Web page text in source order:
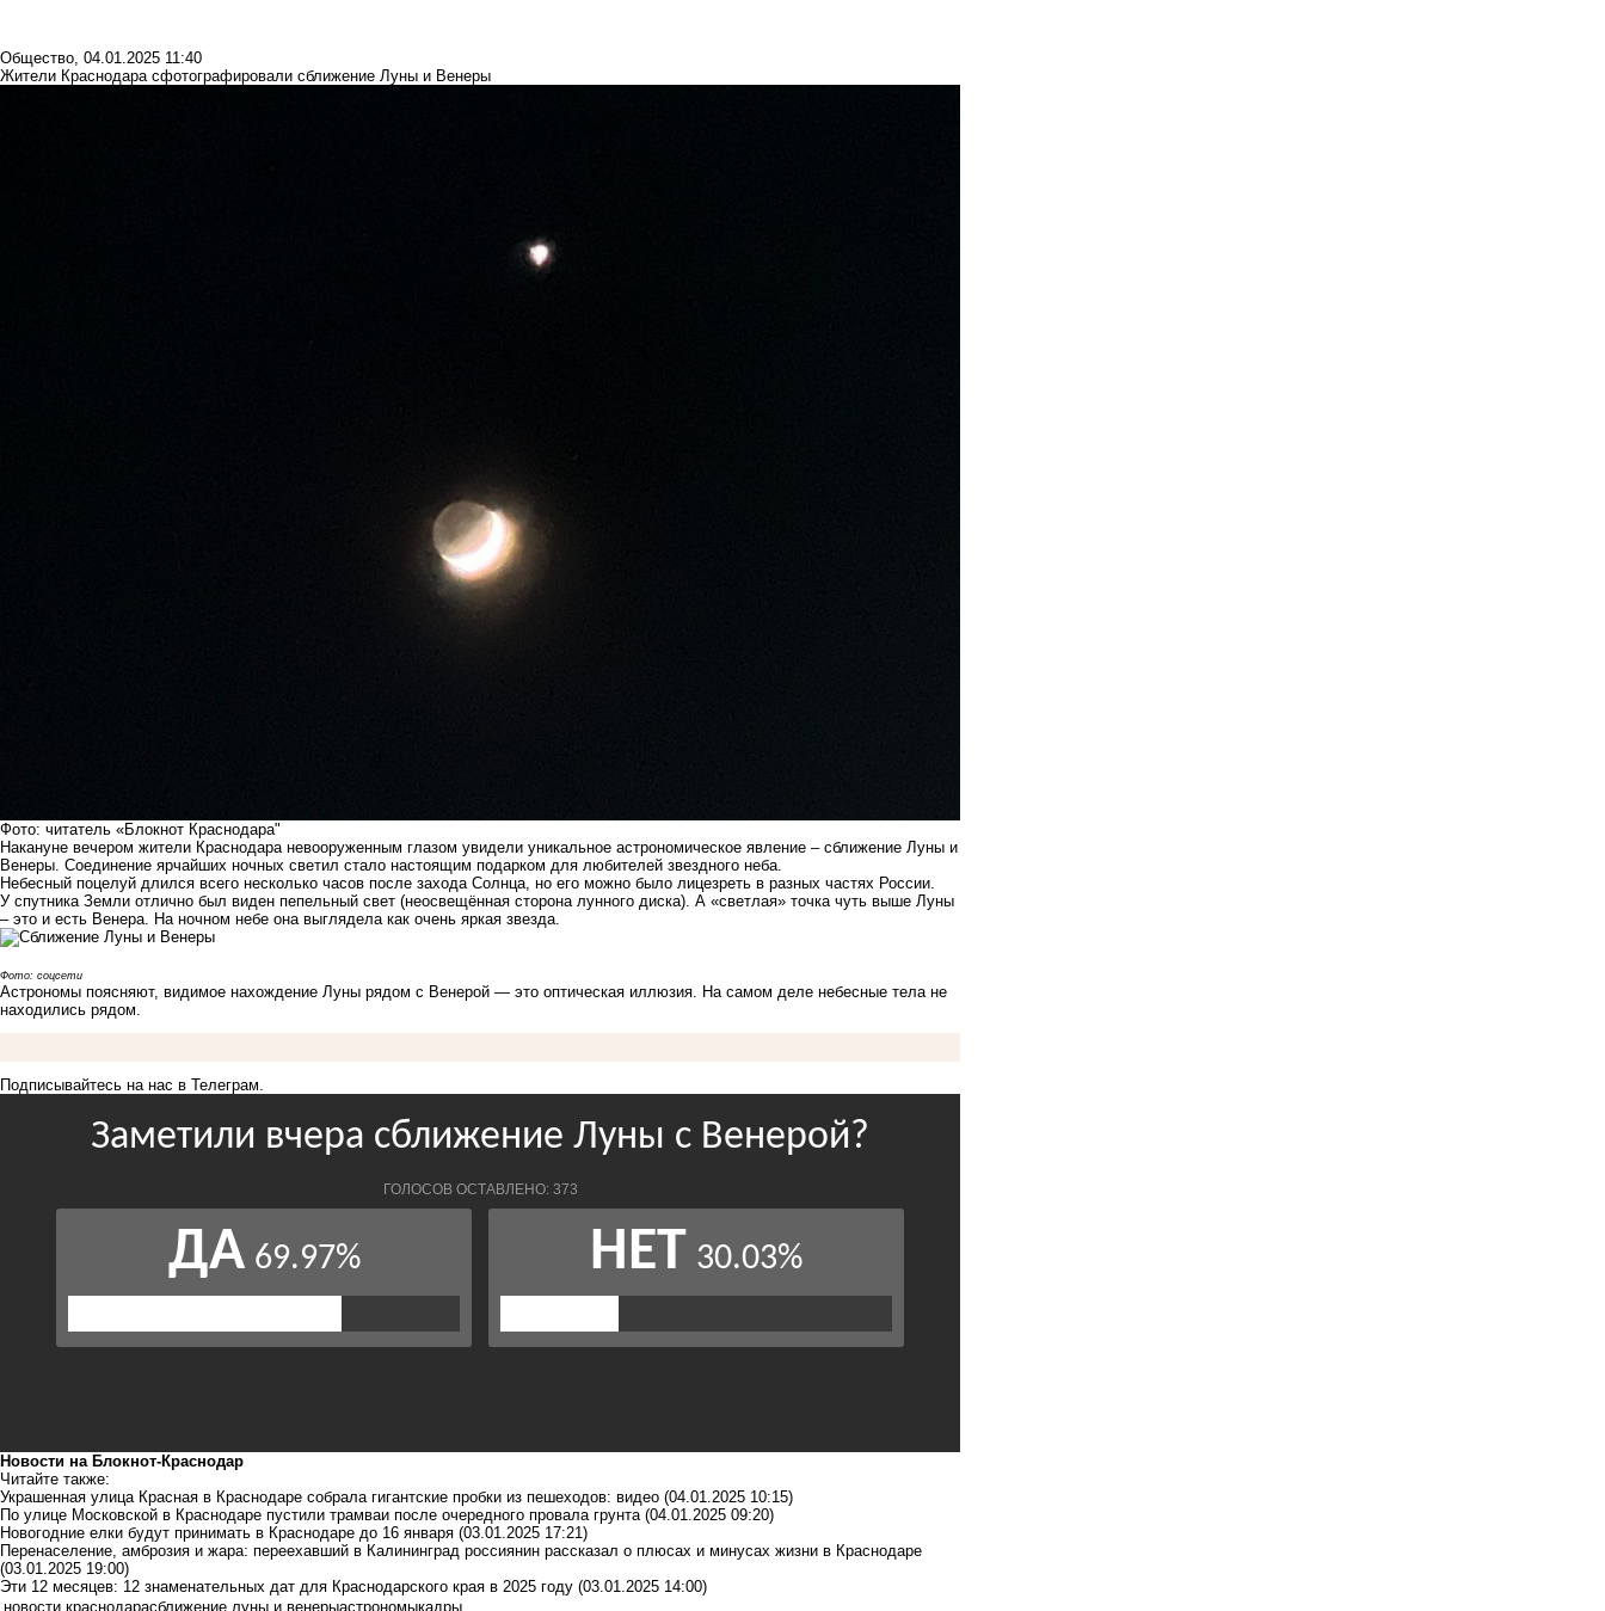
Общество, 04.01.2025 11:40
Жители Краснодара сфотографировали сближение Луны и Венеры
Фото: читатель «Блокнот Краснодара"
Накануне вечером жители Краснодара невооруженным глазом увидели уникальное астрономическое явление – сближение Луны и
Венеры. Соединение ярчайших ночных светил стало настоящим подарком для любителей звездного неба.
Небесный поцелуй длился всего несколько часов после захода Солнца, но его можно было лицезреть в разных частях России.
У спутника Земли отлично был виден пепельный свет (неосвещённая сторона лунного диска). А «светлая» точка чуть выше Луны
– это и есть Венера. На ночном небе она выглядела как очень яркая звезда.
Фото: соцсети
Астрономы поясняют, видимое нахождение Луны рядом с Венерой — это оптическая иллюзия. На самом деле небесные тела не
находились рядом.
Подписывайтесь на нас в Телеграм.
Новости на Блoкнoт-Краснодар
Читайте также:
Украшенная улица Красная в Краснодаре собрала гигантские пробки из пешеходов: видео (04.01.2025 10:15)
По улице Московской в Краснодаре пустили трамваи после очередного провала грунта (04.01.2025 09:20)
Новогодние елки будут принимать в Краснодаре до 16 января (03.01.2025 17:21)
Перенаселение, амброзия и жара: переехавший в Калининград россиянин рассказал о плюсах и минусах жизни в Краснодаре
(03.01.2025 19:00)
Эти 12 месяцев: 12 знаменательных дат для Краснодарского края в 2025 году (03.01.2025 14:00)
новости краснодарасближение луны и венерыастрономыкадры